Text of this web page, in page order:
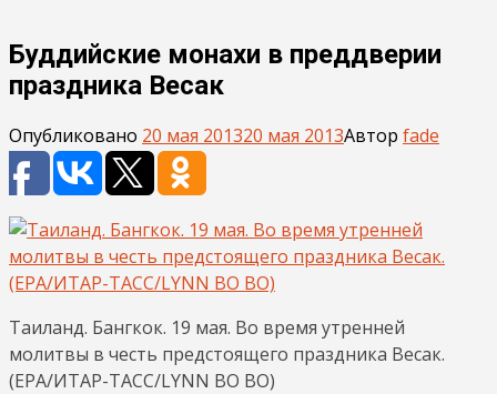
Буддийские монахи в преддверии
праздника Весак
Опубликовано 20 мая 201320 мая 2013Автор fade
Таиланд. Бангкок. 19 мая. Во время утренней
молитвы в честь предстоящего праздника Весак.
(EPA/ИТАР-ТАСС/LYNN BO BO)